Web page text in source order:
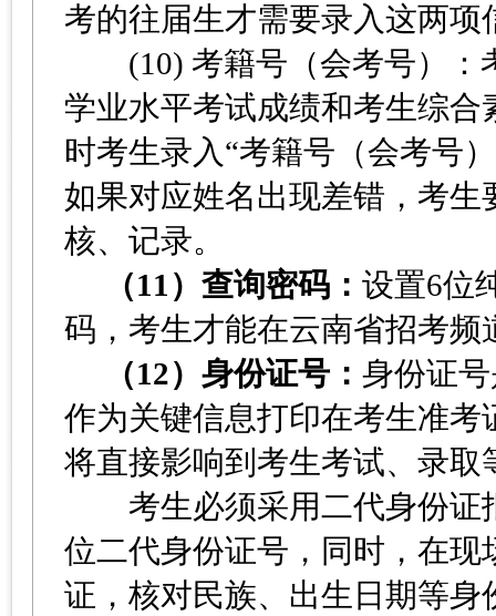
考的往届生才需要录入这两项
(10) 考籍号（会考号）：
学业水平考试成绩和考生综
时考生录入“考籍号（会考号
如果对应姓名出现差错，考
核、记录。
（11）查询密码： 设置6位
码，考生才能在云南省招考
（12）身份证号： 身份证
作为关键信息打印在考生准
将直接影响到考生考试、录取
考生必须采用二代身份证
位二代身份证号，同时，在
证，核对民族、出生日期等